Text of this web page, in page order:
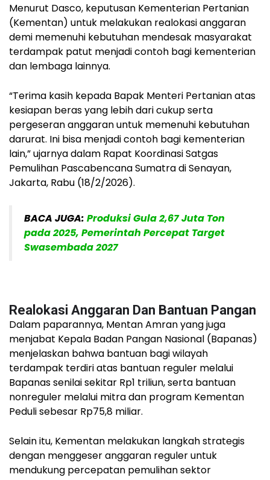
Menurut Dasco, keputusan Kementerian Pertanian
(Kementan) untuk melakukan realokasi anggaran
demi memenuhi kebutuhan mendesak masyarakat
terdampak patut menjadi contoh bagi kementerian
dan lembaga lainnya.
“Terima kasih kepada Bapak Menteri Pertanian atas
kesiapan beras yang lebih dari cukup serta
pergeseran anggaran untuk memenuhi kebutuhan
darurat. Ini bisa menjadi contoh bagi kementerian
lain,” ujarnya dalam Rapat Koordinasi Satgas
Pemulihan Pascabencana Sumatra di Senayan,
Jakarta, Rabu (18/2/2026).
BACA JUGA: Produksi Gula 2,67 Juta Ton
pada 2025, Pemerintah Percepat Target
Swasembada 2027
Realokasi Anggaran Dan Bantuan Pangan
Dalam paparannya, Mentan Amran yang juga
menjabat Kepala Badan Pangan Nasional (Bapanas)
menjelaskan bahwa bantuan bagi wilayah
terdampak terdiri atas bantuan reguler melalui
Bapanas senilai sekitar Rp1 triliun, serta bantuan
nonreguler melalui mitra dan program Kementan
Peduli sebesar Rp75,8 miliar.
Selain itu, Kementan melakukan langkah strategis
dengan menggeser anggaran reguler untuk
mendukung percepatan pemulihan sektor